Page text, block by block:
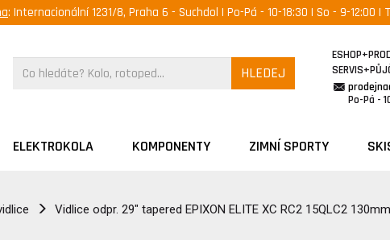
: Internacionální 1231/8, Praha 6 - Suchdol | Po-Pá - 10-18:30 | So - 9-12:00 |
HLEDEJ
Po-Pá -
ELEKTROKOLA KOMPONENTY ZIMNÍ SPORTY
Vidlice odpr. 29" tapered EPIXON ELITE XC RC2 15QLC2